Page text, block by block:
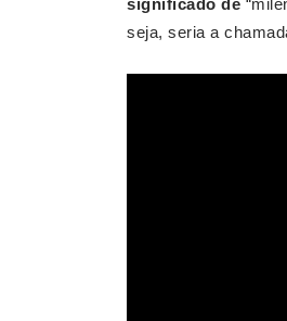
significado de
seja, seria a